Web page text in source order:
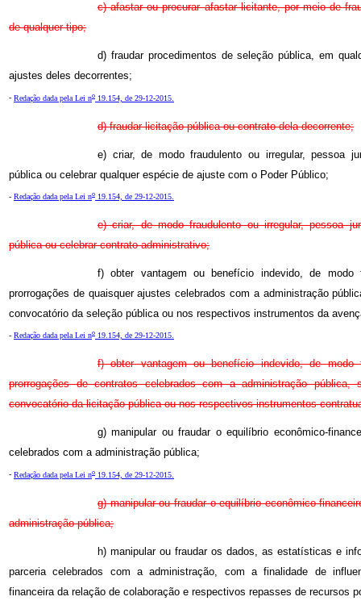
c) afastar ou procurar afastar licitante, por meio de
de qualquer tipo;
d) fraudar procedimentos de seleção pública, em
ajustes deles decorrentes;
- Redação dada pela Lei no 19.154, de 29-12-2015.
d) fraudar licitação pública ou contrato dela decorrente;
e) criar, de modo fraudulento ou irregular, pessoa
pública ou celebrar qualquer espécie de ajuste com o Poder Público;
- Redação dada pela Lei no 19.154, de 29-12-2015.
e) criar, de modo fraudulento ou irregular, pessoa
pública ou celebrar contrato administrativo;
f) obter vantagem ou benefício indevido, de modo
prorrogações de quaisquer ajustes celebrados com a administração
convocatório da seleção pública ou nos respectivos instrumentos da
- Redação dada pela Lei no 19.154, de 29-12-2015.
f) obter vantagem ou benefício indevido, de modo
prorrogações de contratos celebrados com a administração
convocatório da licitação pública ou nos respectivos instrumentos
g) manipular ou fraudar o equilíbrio econômico-
celebrados com a administração pública;
- Redação dada pela Lei no 19.154, de 29-12-2015.
g) manipular ou fraudar o equilíbrio econômico-
administração pública;
h) manipular ou fraudar os dados, as estatísticas e
parceria celebrados com a administração, com a finalidade de
financeira da relação de colaboração e respectivos repasses de recursos